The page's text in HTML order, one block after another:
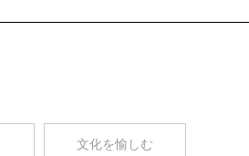
文化を愉しむ